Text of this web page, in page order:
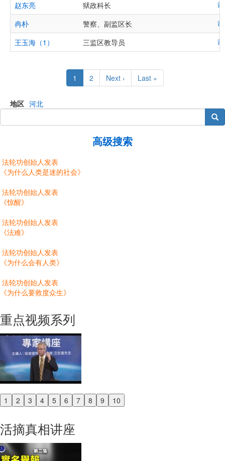
赵东亮 狱政科长
冉朴
警察、副监区长
王玉海（1）
三监区教导员
Current
page
1 Page
2
Next
page
Next ›
Last
page
Last »
地区 河北
搜索
高级搜索
法轮功创始人发表
《为什么人类是迷的社会》
法轮功创始人发表
《惊醒》
法轮功创始人发表
《法难》
法轮功创始人发表
《为什么会有人类》
法轮功创始人发表
《为什么要救度众生》
重点视频系列
1 2 3 4 5 6 7 8 9 10
Previous
活摘真相讲座